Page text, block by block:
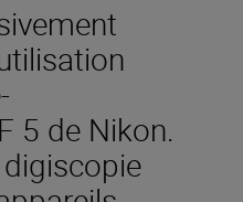
5 de Nikon.